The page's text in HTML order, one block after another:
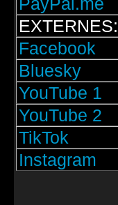
EXTERNES:
Facebook
Bluesky
YouTube 1
YouTube 2
TikTok
Instagram